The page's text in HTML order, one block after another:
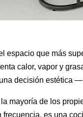
espacio que más
calor, vapor y
decisión estética
mayoría de los
frecuencia, es una